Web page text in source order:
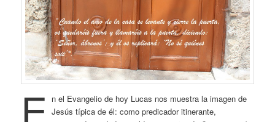
E n el Evangelio de hoy Lucas nos muestra la imagen de
Jesús típica de él: como predicador itinerante,